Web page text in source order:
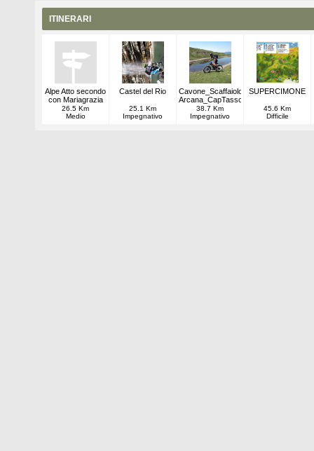
ITINERARI
Alpe Atto secondo
con Mariagrazia
26.5 Km
Medio
Castel del Rio
25.1 Km
Impegnativo
Cavone_Scaffaiolo_Doganaccia_Croce
38.7 Km
Impegnativo
SUPERCIMONE
45.6 Km
Difficile